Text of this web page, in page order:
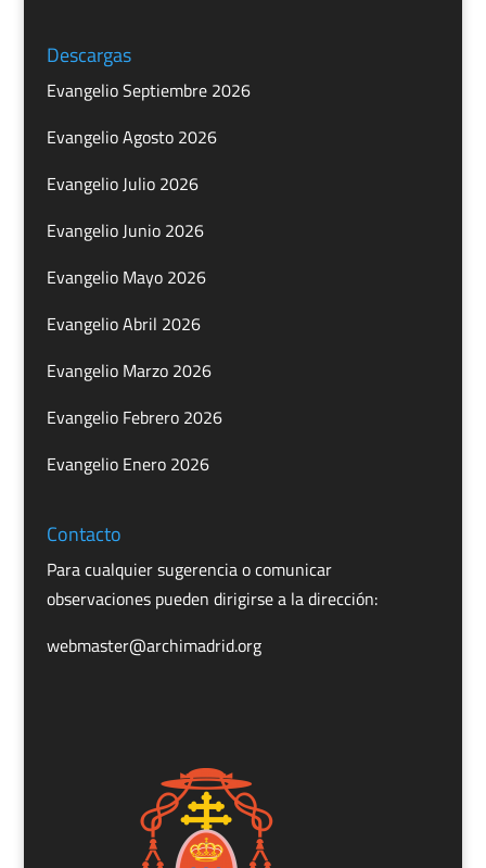
Descargas
Evangelio Septiembre 2026
Evangelio Agosto 2026
Evangelio Julio 2026
Evangelio Junio 2026
Evangelio Mayo 2026
Evangelio Abril 2026
Evangelio Marzo 2026
Evangelio Febrero 2026
Evangelio Enero 2026
Contacto
Para cualquier sugerencia o comunicar
observaciones pueden dirigirse a la dirección:
webmaster@archimadrid.org